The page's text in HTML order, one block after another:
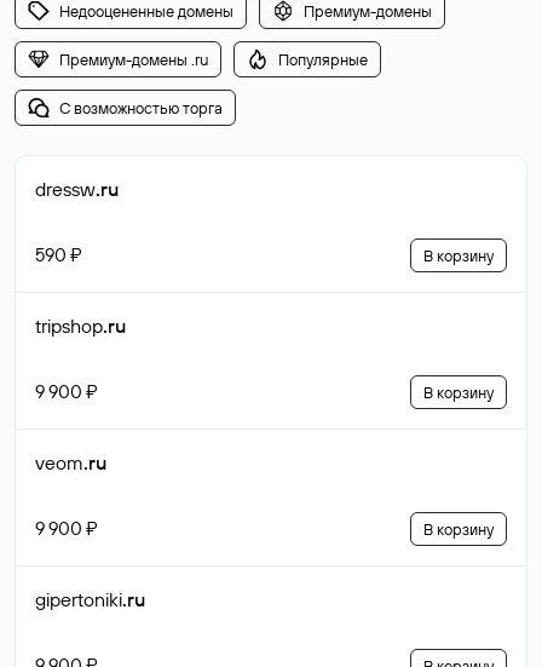
Недооцененные домены Премиум-домены
Премиум-домены .ru Популярные
С возможностью торга
dressw.ru
590 ₽ В корзину
tripshop.ru
9 900 ₽ В корзину
veom.ru
9 900 ₽ В корзину
gipertoniki.ru